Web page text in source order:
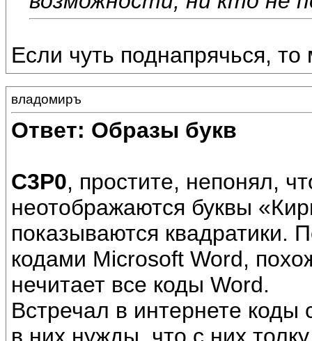
Если чуть поднапрячься,
владомиръ
Ответ: Образы букв
С3Р0, простите, непонял,
неотображаются буквы
показываются квадратики.
кодами Microsoft Word,
нечитает все коды Word.
Встречал в интернете коды